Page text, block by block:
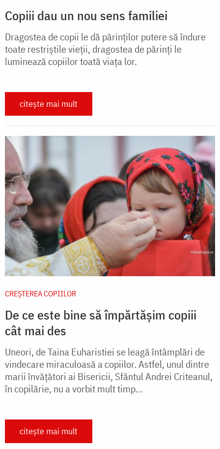
Copiii dau un nou sens familiei
Dragostea de copii le dă părinților putere să îndure
toate restriștile vieții, dragostea de părinți le
luminează copiilor toată viața lor.
citește mai mult
CREŞTEREA COPIILOR
De ce este bine să împărtășim copiii
cât mai des
Uneori, de Taina Euharistiei se leagă întâmplări de
vindecare miraculoasă a copiilor. Astfel, unul dintre
marii învăţători ai Bisericii, Sfântul Andrei Criteanul,
în copilărie, nu a vorbit mult timp...
citește mai mult